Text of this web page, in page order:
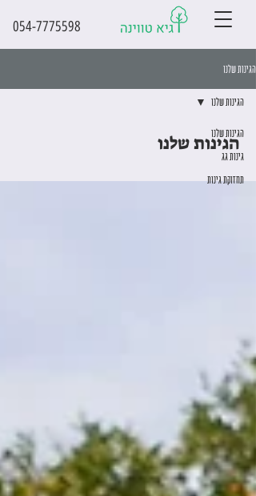
054-7775598
הגינות שלנו
הגינות שלנו
גינות גג
תחזוקת גינות
הגינות שלנו
הגינות שלנו